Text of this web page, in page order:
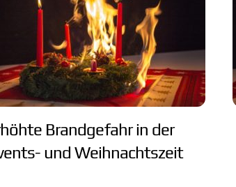
Brandgefahr in der
und Weihnachtszeit